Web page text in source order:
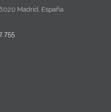
Madrid, España
755